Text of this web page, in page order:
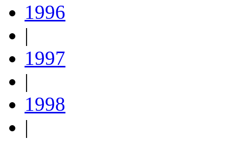
1996
|
1997
|
1998
|